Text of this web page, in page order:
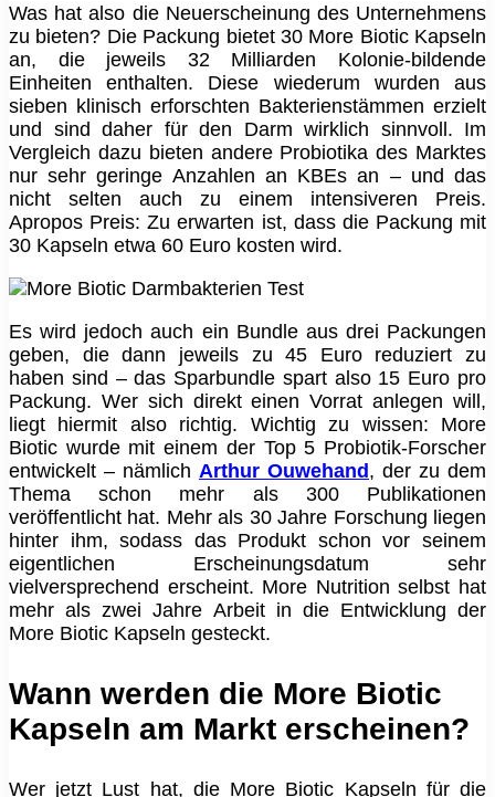
Was hat also die Neuerscheinung des Unternehmens
zu bieten? Die Packung bietet 30 More Biotic Kapseln
an, die jeweils 32 Milliarden Kolonie-bildende
Einheiten enthalten. Diese wiederum wurden aus
sieben klinisch erforschten Bakterienstämmen erzielt
und sind daher für den Darm wirklich sinnvoll. Im
Vergleich dazu bieten andere Probiotika des Marktes
nur sehr geringe Anzahlen an KBEs an – und das
nicht selten auch zu einem intensiveren Preis.
Apropos Preis: Zu erwarten ist, dass die Packung mit
30 Kapseln etwa 60 Euro kosten wird.
Es wird jedoch auch ein Bundle aus drei Packungen
geben, die dann jeweils zu 45 Euro reduziert zu
haben sind – das Sparbundle spart also 15 Euro pro
Packung. Wer sich direkt einen Vorrat anlegen will,
liegt hiermit also richtig. Wichtig zu wissen: More
Biotic wurde mit einem der Top 5 Probiotik-Forscher
entwickelt – nämlich Arthur Ouwehand, der zu dem
Thema schon mehr als 300 Publikationen
veröffentlicht hat. Mehr als 30 Jahre Forschung liegen
hinter ihm, sodass das Produkt schon vor seinem
eigentlichen Erscheinungsdatum sehr
vielversprechend erscheint. More Nutrition selbst hat
mehr als zwei Jahre Arbeit in die Entwicklung der
More Biotic Kapseln gesteckt.
Wann werden die More Biotic
Kapseln am Markt erscheinen?
Wer jetzt Lust hat, die More Biotic Kapseln für die